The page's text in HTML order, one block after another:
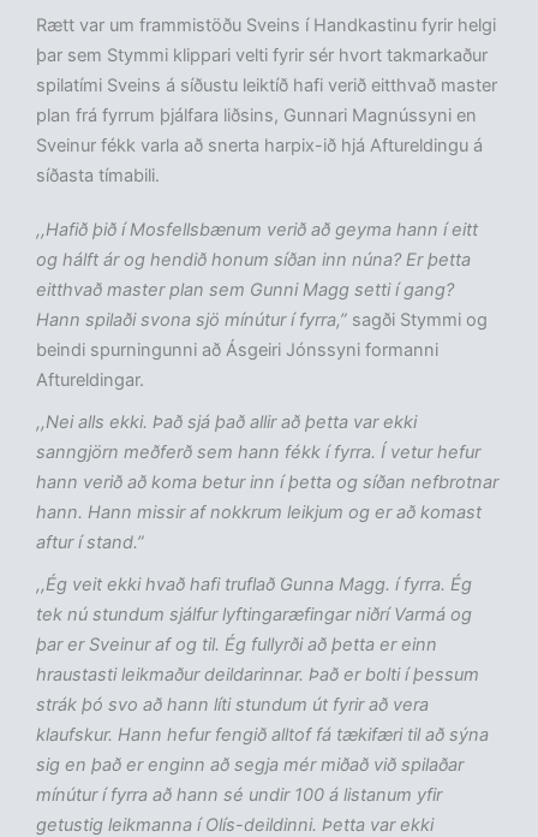
Rætt var um frammistöðu Sveins í Handkastinu fyrir helgi
þar sem Stymmi klippari velti fyrir sér hvort takmarkaður
spilatími Sveins á síðustu leiktíð hafi verið eitthvað master
plan frá fyrrum þjálfara liðsins, Gunnari Magnússyni en
Sveinur fékk varla að snerta harpix-ið hjá Aftureldingu á
síðasta tímabili.
,,Hafið þið í Mosfellsbænum verið að geyma hann í eitt
og hálft ár og hendið honum síðan inn núna? Er þetta
eitthvað master plan sem Gunni Magg setti í gang?
Hann spilaði svona sjö mínútur í fyrra,” sagði Stymmi og
beindi spurningunni að Ásgeiri Jónssyni formanni
Aftureldingar.
,,Nei alls ekki. Það sjá það allir að þetta var ekki
sanngjörn meðferð sem hann fékk í fyrra. Í vetur hefur
hann verið að koma betur inn í þetta og síðan nefbrotnar
hann. Hann missir af nokkrum leikjum og er að komast
aftur í stand.”
,,Ég veit ekki hvað hafi truflað Gunna Magg. í fyrra. Ég
tek nú stundum sjálfur lyftingaræfingar niðrí Varmá og
þar er Sveinur af og til. Ég fullyrði að þetta er einn
hraustasti leikmaður deildarinnar. Það er bolti í þessum
strák þó svo að hann líti stundum út fyrir að vera
klaufskur. Hann hefur fengið alltof fá tækifæri til að sýna
sig en það er enginn að segja mér miðað við spilaðar
mínútur í fyrra að hann sé undir 100 á listanum yfir
getustig leikmanna í Olís-deildinni. Þetta var ekki